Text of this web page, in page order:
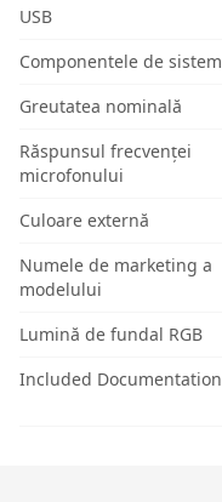
USB
Componentele de sistem
Greutatea nominală
Răspunsul frecvenței
microfonului
Culoare externă
Numele de marketing a
modelului
Lumină de fundal RGB
Included Documentation